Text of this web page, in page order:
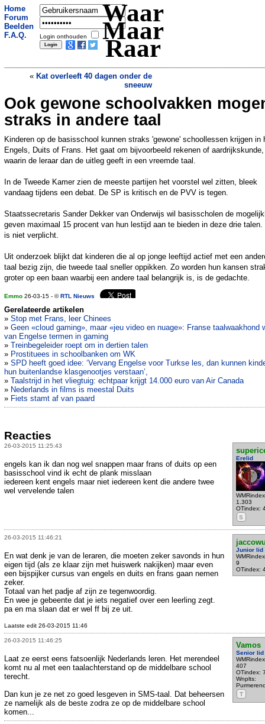
Home
Forum
Beelden
F.A.Q.
Login onthouden
Waar
Maar
Raar
« Kat overleeft 40 dagen onder de
sneeuw
Treinreiziger bedankt NS-personeel met
protestbrief »
Ook gewone schoolvakken
straks in andere taal
Kinderen op de basisschool kunnen straks 'gewone' schoollessen krijgen in
Engels, Duits of Frans. Het gaat om bijvoorbeeld rekenen of aardrijkskunde,
waarin de leraar dan de uitleg geeft in een vreemde taal.
In de Tweede Kamer zien de meeste partijen het voorstel wel zitten, bleek
vandaag tijdens een debat. De SP is kritisch en de PVV is tegen.
Staatssecretaris Sander Dekker van Onderwijs wil basisscholen de
geven maximaal 15 procent van hun lestijd aan te bieden in deze drie talen.
is niet verplicht.
Uit onderzoek blijkt dat kinderen die al op jonge leeftijd actief met een
taal bezig zijn, die tweede taal sneller oppikken. Zo worden hun kansen
groter op een baan waarbij een andere taal belangrijk is, is de gedachte.
Emmo 26-03-15 - ©RTL Nieuws
Gerelateerde artikelen
» Stop met Frans, leer Chinees
» Geen «cloud gaming», maar «jeu video en nuage»: Franse taalwaakhond
van Engelse termen in gaming
» Treinbegeleider roept om in dertien talen
» Prostituees in schoolbanken om WK
» SPD heeft goed idee: ‘Vervang Engelse voor Turkse les, dan kunnen
hun buitenlandse klasgenootjes verstaan’,
» Taalstrijd in het vliegtuig: echtpaar krijgt 14.000 euro van Air Canada
» Nederlands in films is meestal Duits
» Fiets stamt af van paard
Reacties
26-03-2015 11:25:43
Erelid
1.303
OTindex:
S
engels kan ik dan nog wel snappen maar frans of duits op een
basisschool vind ik echt de plank misslaan
iedereen kent engels maar niet iedereen kent die andere twee
wel vervelende talen
26-03-2015 11:46:21
Junior lid
9
OTindex:
En wat denk je van de leraren, die moeten zeker savonds in hun
eigen tijd (als ze klaar zijn met huiswerk nakijken) maar even
een bijspijker cursus van engels en duits en frans gaan nemen
zeker.
Totaal van het padje af zijn ze tegenwoordig.
En wee je gebeente dat je iets negatief over een leerling zegt.
pa en ma slaan dat er wel ff bij ze uit.
Laatste edit 26-03-2015 11:46
26-03-2015 11:46:25
Vamos
Senior lid
407
OTindex:
Wnplts:
T
Laat ze eerst eens fatsoenlijk Nederlands leren. Het merendeel
komt nu al met een taalachterstand op de middelbare school
terecht.
Dan kun je ze net zo goed lesgeven in SMS-taal. Dat beheersen
ze namelijk als de beste zodra ze op de middelbare school
komen...